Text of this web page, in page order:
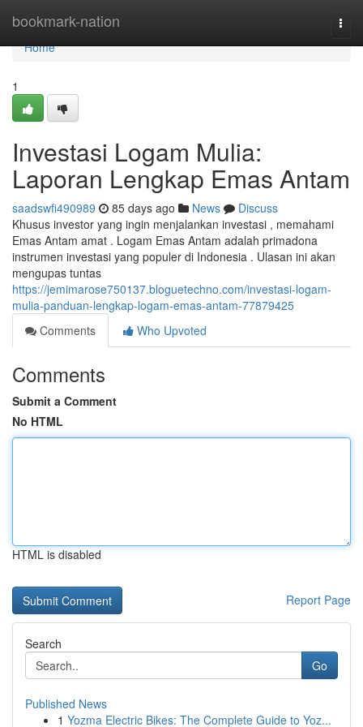
bookmark-nation
Home
Home
1
Investasi Logam Mulia:
Laporan Lengkap Emas Antam
saadswfi490989 85 days ago News
Discuss
Khusus investor yang ingin menjalankan investasi , memahami
Emas Antam amat . Logam Emas Antam adalah primadona
instrumen investasi yang populer di Indonesia . Ulasan ini akan
mengupas tuntas
https://jemimarose750137.bloguetechno.com/investasi-logam-
mulia-panduan-lengkap-logam-emas-antam-77879425
Comments
Who Upvoted
Comments
Submit a Comment
No HTML
HTML is disabled
Report Page
Search
Go
Published News
1 Yozma Electric Bikes: The Complete Guide to Yoz...